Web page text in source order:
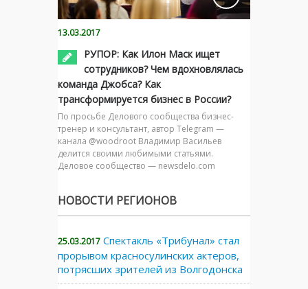
13.03.2017
РУПОР: Как Илон Маск ищет
сотрудников? Чем вдохновлялась
команда Джобса? Как
трансформируется бизнес в России?
По просьбе Делового сообщества бизнес-
тренер и консультант, автор Telegram —
канала @woodroot Владимир Васильев
делится своими любимыми статьями.
Деловое сообщество — newsdelo.com
НОВОСТИ РЕГИОНОВ
25.03.2017 Спектакль «Трибунал» стал
прорывом красносулинских актеров,
потрясших зрителей из Волгодонска